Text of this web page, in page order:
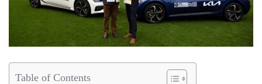
Table of Contents